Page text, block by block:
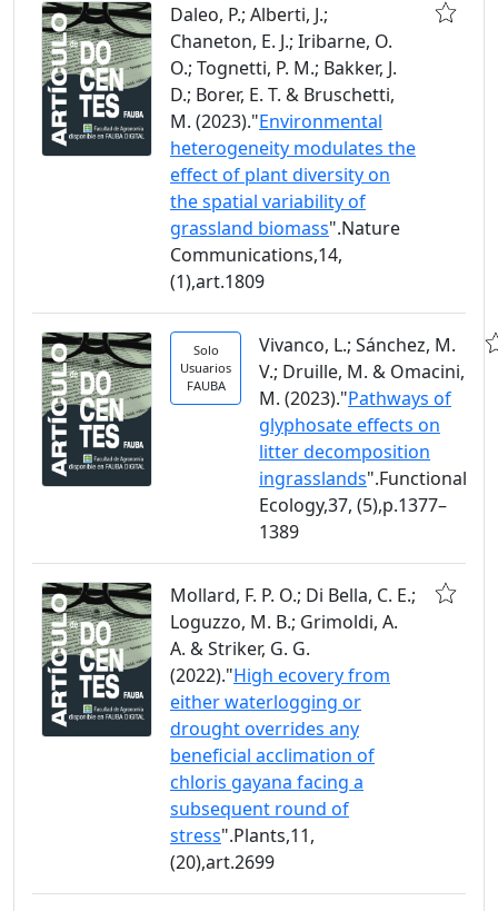
Daleo, P.; Alberti, J.;
Chaneton, E. J.; Iribarne, O.
O.; Tognetti, P. M.; Bakker, J.
D.; Borer, E. T. & Bruschetti,
M. (2023)."Environmental
heterogeneity modulates the
effect of plant diversity on
the spatial variability of
grassland biomass".Nature
Communications,14,
(1),art.1809
Solo
Usuarios
FAUBA
Vivanco, L.; Sánchez, M.
V.; Druille, M. & Omacini,
M. (2023)."Pathways of
glyphosate effects on
litter decomposition
ingrasslands".Functional
Ecology,37, (5),p.1377–
1389
Mollard, F. P. O.; Di Bella, C. E.;
Loguzzo, M. B.; Grimoldi, A.
A. & Striker, G. G.
(2022)."High ecovery from
either waterlogging or
drought overrides any
beneficial acclimation of
chloris gayana facing a
subsequent round of
stress".Plants,11,
(20),art.2699